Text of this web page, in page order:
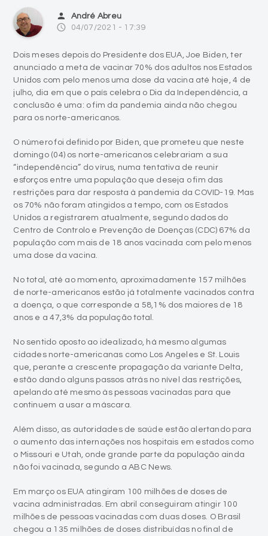
person André Abreu
access_time 04/07/2021 - 17:39
Dois meses depois do Presidente dos EUA, Joe Biden, ter
anunciado a meta de vacinar 70% dos adultos nos Estados
Unidos com pelo menos uma dose da vacina até hoje, 4 de
julho, dia em que o país celebra o Dia da Independência, a
conclusão é uma: o fim da pandemia ainda não chegou
para os norte-americanos.
O número foi definido por Biden, que prometeu que neste
domingo (04) os norte-americanos celebrariam a sua
“independência” do vírus, numa tentativa de reunir
esforços entre uma população que deseja o fim das
restrições para dar resposta à pandemia da COVID-19. Mas
os 70% não foram atingidos a tempo, com os Estados
Unidos a registrarem atualmente, segundo dados do
Centro de Controlo e Prevenção de Doenças (CDC) 67% da
população com mais de 18 anos vacinada com pelo menos
uma dose da vacina.
No total, até ao momento, aproximadamente 157 milhões
de norte-americanos estão já totalmente vacinados contra
a doença, o que corresponde a 58,1% dos maiores de 18
anos e a 47,3% da população total.
No sentido oposto ao idealizado, há mesmo algumas
cidades norte-americanas como Los Angeles e St. Louis
que, perante a crescente propagação da variante Delta,
estão dando alguns passos atrás no nível das restrições,
apelando até mesmo às pessoas vacinadas para que
continuem a usar a máscara.
Além disso, as autoridades de saúde estão alertando para
o aumento das internações nos hospitais em estados como
o Missouri e Utah, onde grande parte da população ainda
não foi vacinada, segundo a ABC News.
Em março os EUA atingiram 100 milhões de doses de
vacina administradas. Em abril conseguiram atingir 100
milhões de pessoas vacinadas com duas doses. O Brasil
chegou a 135 milhões de doses distribuídas no final de